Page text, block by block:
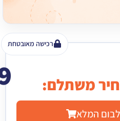
רכישה מאובטחת
₪ 49